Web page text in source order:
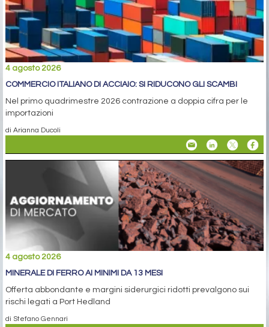
4 agosto 2026
COMMERCIO ITALIANO DI ACCIAIO: SI RIDUCONO GLI SCAMBI
Nel primo quadrimestre 2026 contrazione a doppia cifra per le
importazioni
di Arianna Ducoli
4 agosto 2026
MINERALE DI FERRO AI MINIMI DA 13 MESI
Offerta abbondante e margini siderurgici ridotti prevalgono sui
rischi legati a Port Hedland
di Stefano Gennari